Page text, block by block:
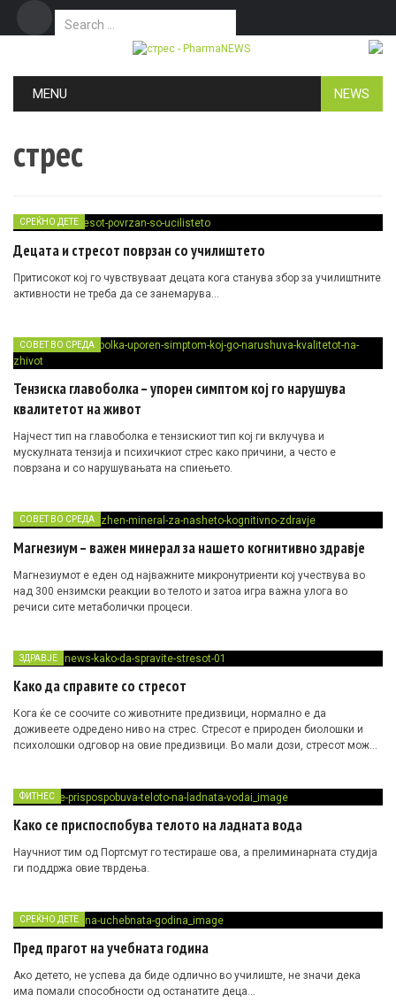
Search for:
MENU NEWS
стрес
СРЕЌНО ДЕТЕ
Децата и стресот поврзан со училиштето
Притисокот кој го чувствуваат децата кога станува збор за училиштните
активности не треба да се занемарува…
СОВЕТ ВО СРЕДА
Тензиска главоболка – упорен симптом кој го нарушува
квалитетот на живот
Најчест тип на главоболка е тензискиот тип кој ги вклучува и
мускулната тензија и психичкиот стрес како причини, а често е
поврзана и со нарушувањата на спиењето.
СОВЕТ ВО СРЕДА
Магнезиум – важен минерал за нашето когнитивно здравје
Магнезиумот е еден од најважните микронутриенти кој учествува во
над 300 ензимски реакции во телото и затоа игра важна улога во
речиси сите метаболички процеси.
ЗДРАВЈЕ
Како да справите со стресот
Кога ќе се соочите со животните предизвици, нормално е да
доживеете одредено ниво на стрес. Стресот е природен биолошки и
психолошки одговор на овие предизвици. Во мали дози, стресот може
за време на тешки ситуации.
ФИТНЕС
Како се приспоспобува телото на ладната вода
Научниот тим од Портсмут го тестираше ова, а прелиминарната студија
ги поддржа овие тврдења.
СРЕЌНО ДЕТЕ
Пред прагот на учебната година
Ако детето, не успева да биде одлично во училиште, не значи дека
има помали способности од останатите деца…